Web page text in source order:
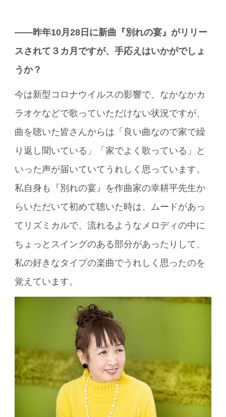
――昨年10月28日に新曲『別れの宴』がリリー
スされて３カ月ですが、手応えはいかがでしょ
うか？
今は新型コロナウイルスの影響で、なかなかカ
ラオケなどで歌っていただけない状況ですが、
曲を聴いた皆さんからは「良い曲なので家で繰
り返し聞いている」「家でよく歌っている」と
いった声が届いていてうれしく思っています。
私自身も『別れの宴』を作曲家の幸耕平先生か
らいただいて初めて聴いた時は、ムードがあっ
てリズミカルで、流れるようなメロディの中に
ちょっとスイングのある部分があったりして、
私の好きなタイプの楽曲でうれしく思ったのを
覚えています。